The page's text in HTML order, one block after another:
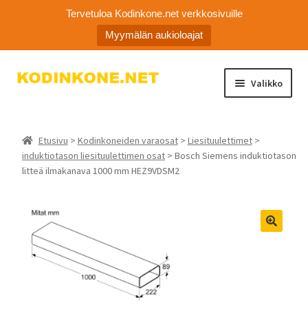
Tervetuloa Kodinkone.net verkkosivuille
Myymälän aukioloajat
Siirry
Siirry
Valikko
Ota yhteyttä
Asiakaspalvelu
Etusivu > Kodinkoneiden varaosat> Liesituulettimet>
induktiotason liesituulettimen osat > Bosch Siemens induktiotason
litteä ilmakanava 1000 mm HEZ9VDSM2